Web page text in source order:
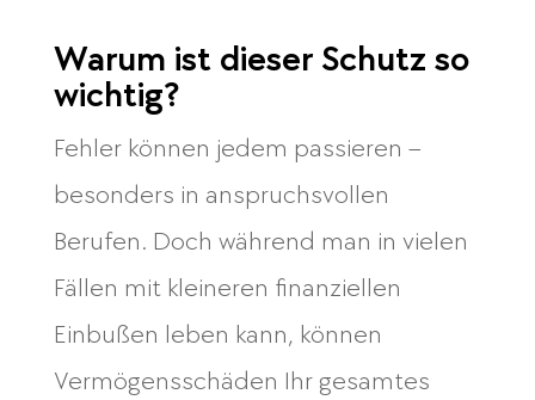
Warum ist dieser Schutz so
wichtig?
Fehler können jedem passieren –
besonders in anspruchsvollen
Berufen. Doch während man in vielen
Fällen mit kleineren finanziellen
Einbußen leben kann, können
Vermögensschäden Ihr gesamtes